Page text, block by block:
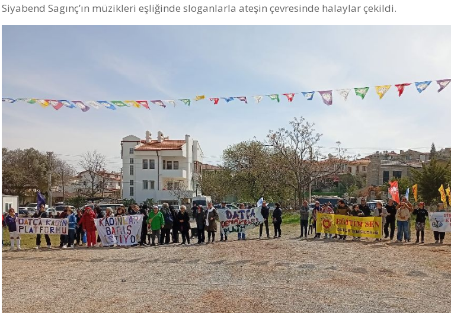
Siyabend Sagınç’ın müzikleri eşliğinde sloganlarla ateşin çevresinde halaylar çekildi.